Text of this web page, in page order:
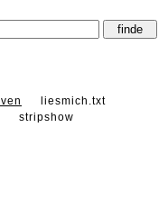
liesmich.txt
stripshow